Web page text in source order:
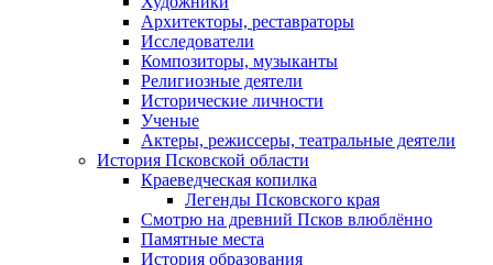
Архитекторы, реставраторы
Исследователи
Композиторы, музыканты
Религиозные деятели
Исторические личности
Ученые
Актеры, режиссеры, театральные деятели
История Псковской области
Краеведческая копилка
Легенды Псковского края
Смотрю на древний Псков влюблённо
Памятные места
История образования